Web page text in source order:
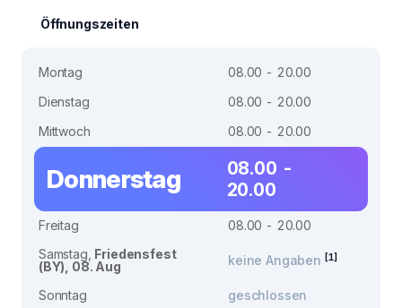
Öffnungszeiten
Montag
08.00 - 20.00
Dienstag
08.00 - 20.00
Mittwoch
08.00 - 20.00
Donnerstag
08.00 -
20.00
Freitag
08.00 - 20.00
Samstag, Friedensfest
(BY), 08. Aug
keine Angaben [1]
Sonntag geschlossen